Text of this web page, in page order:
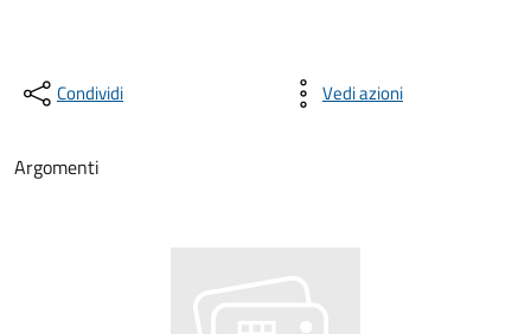
Condividi Vedi azioni
Argomenti